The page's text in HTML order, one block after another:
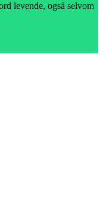
levende, også selvom